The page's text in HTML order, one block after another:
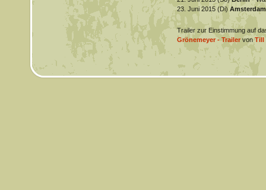
23. Juni 2015 (Di)
Trailer zur Einstimmung auf
Grönemeyer - TrailervonTill